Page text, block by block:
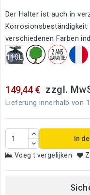
Der Halter ist auch in
Korrosionsbeständigkeit
verschiedenen Farben
149,44 € zzgl.
Lieferung innerhalb von
In
Voeg t vergelijken